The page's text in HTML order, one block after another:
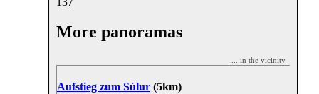
More panoramas
... in the vicinity
Aufstieg zum Súlur (5km)